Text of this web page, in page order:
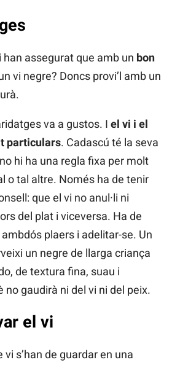
han assegurat que amb un bon
vi negre? Doncs provi’l amb un
va a gustos. I el vi i el
particulars. Cadascú té la seva
hi ha una regla fixa per molt
o tal altre. Només ha de tenir
que el vi no anul·li ni
del plat i viceversa. Ha de
plaers i adelitar-se. Un
un negre de llarga criança
de textura fina, suau i
no gaudirà ni del vi ni del peix.
el vi
s’han de guardar en una